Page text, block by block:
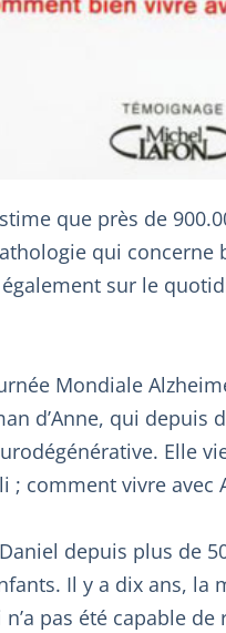
que près de
qui
sur le
Mondiale
d’Anne, qui depuis
Elle
; comment vivre avec
depuis plus de
Il y a dix ans, la
pas été capable